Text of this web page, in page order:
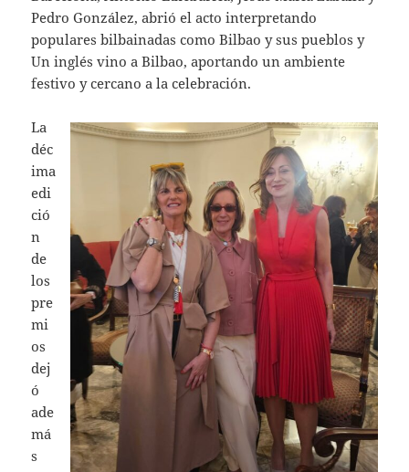
Pedro González, abrió el acto interpretando
populares bilbainadas como Bilbao y sus pueblos y
Un inglés vino a Bilbao, aportando un ambiente
festivo y cercano a la celebración.
La
déc
ima
edi
ció
n
de
los
pre
mi
os
dej
ó
ade
má
s